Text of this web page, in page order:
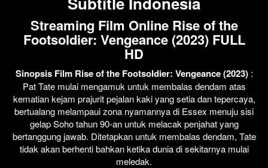
Streaming Film Online Rise of the
Footsoldier: Vengeance (2023) FULL
HD
Sinopsis Film Rise of the Footsoldier: Vengeance (2023) :
Pat Tate mulai mengamuk untuk membalas dendam atas
kematian kejam prajurit pejalan kaki yang setia dan tepercaya,
bertualang melampaui zona nyamannya di Essex menuju sisi
gelap Soho tahun 90-an untuk melacak penjahat yang
bertanggung jawab. Ditetapkan untuk membalas dendam, Tate
tidak akan berhenti bahkan ketika dunia di sekitarnya mulai
meledak.